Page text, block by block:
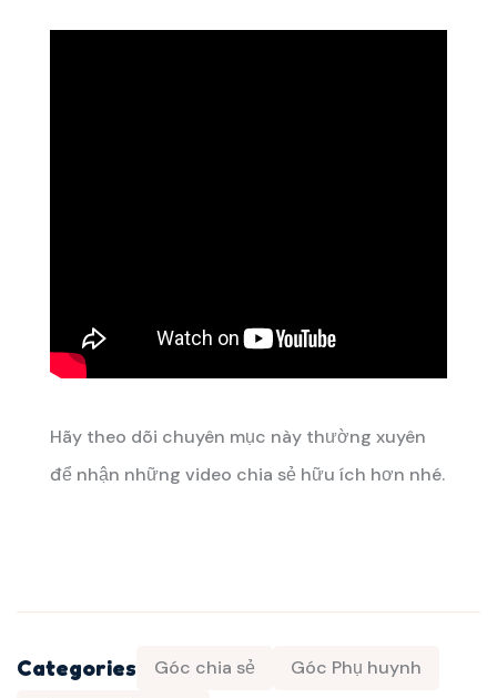
Hãy theo dõi chuyên mục này thường xuyên
để nhận những video chia sẻ hữu ích hơn nhé.
Categories Góc chia sẻ
Góc Phụ huynh